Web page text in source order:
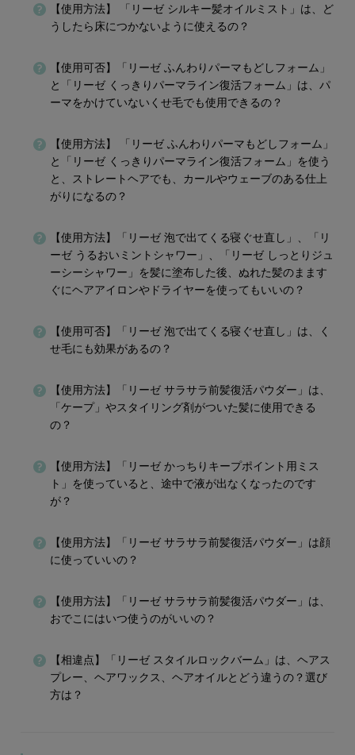
【使用方法】 「リーゼ シルキー髪オイルミスト」は、ど
うしたら床につかないように使えるの？
【使用可否】「リーゼ ふんわりパーマもどしフォーム」
と「リーゼ くっきりパーマライン復活フォーム」は、パ
ーマをかけていないくせ毛でも使用できるの？
【使用方法】 「リーゼ ふんわりパーマもどしフォーム」
と「リーゼ くっきりパーマライン復活フォーム」を使う
と、ストレートヘアでも、カールやウェーブのある仕上
がりになるの？
【使用方法】「リーゼ 泡で出てくる寝ぐせ直し」、「リ
ーゼ うるおいミントシャワー」、「リーゼ しっとりジュ
ーシーシャワー」を髪に塗布した後、ぬれた髪のまます
ぐにヘアアイロンやドライヤーを使ってもいいの？
【使用可否】「リーゼ 泡で出てくる寝ぐせ直し」は、く
せ毛にも効果があるの？
【使用方法】「リーゼ サラサラ前髪復活パウダー」は、
「ケープ」やスタイリング剤がついた髪に使用できる
の？
【使用方法】「リーゼ かっちりキープポイント用ミス
ト」を使っていると、途中で液が出なくなったのです
が？
【使用方法】「リーゼ サラサラ前髪復活パウダー」は顔
に使っていいの？
【使用方法】「リーゼ サラサラ前髪復活パウダー」は、
おでこにはいつ使うのがいいの？
【相違点】「リーゼ スタイルロックバーム」は、ヘアス
プレー、ヘアワックス、ヘアオイルとどう違うの？選び
方は？​